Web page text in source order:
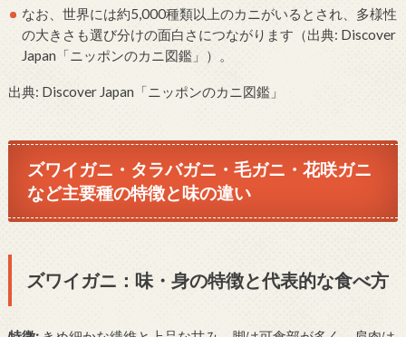
なお、世界には約5,000種類以上のカニがいるとされ、多様性
の大きさも選び分けの面白さにつながります（出典: Discover
Japan「ニッポンのカニ図鑑」）。
出典: Discover Japan「ニッポンのカニ図鑑」
ズワイガニ・タラバガニ・毛ガニ・花咲ガニ
など主要種の特徴と味の違い
ズワイガニ：味・身の特徴と代表的な食べ方